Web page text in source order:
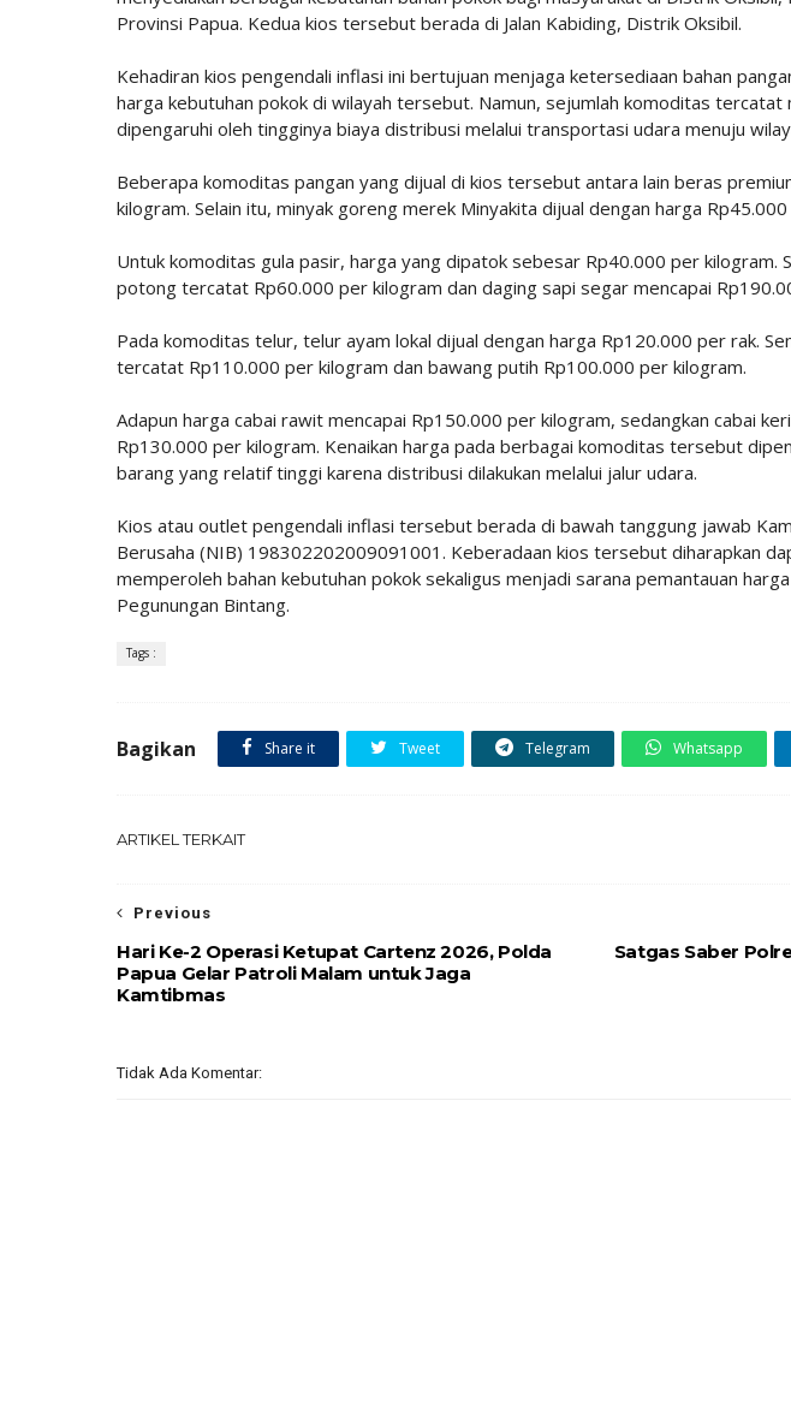
Provinsi Papua. Kedua kios tersebut berada di Jalan Kabiding, Distrik Oksibil.
Kehadiran kios pengendali inflasi ini bertujuan menjaga ketersediaan bahan
harga kebutuhan pokok di wilayah tersebut. Namun, sejumlah komoditas tercatat
dipengaruhi oleh tingginya biaya distribusi melalui transportasi udara menuju
Beberapa komoditas pangan yang dijual di kios tersebut antara lain beras
kilogram. Selain itu, minyak goreng merek Minyakita dijual dengan harga
Untuk komoditas gula pasir, harga yang dipatok sebesar Rp40.000 per kilogram.
potong tercatat Rp60.000 per kilogram dan daging sapi segar mencapai
Pada komoditas telur, telur ayam lokal dijual dengan harga Rp120.000 per rak.
tercatat Rp110.000 per kilogram dan bawang putih Rp100.000 per kilogram.
Adapun harga cabai rawit mencapai Rp150.000 per kilogram, sedangkan cabai
Rp130.000 per kilogram. Kenaikan harga pada berbagai komoditas tersebut
barang yang relatif tinggi karena distribusi dilakukan melalui jalur udara.
Kios atau outlet pengendali inflasi tersebut berada di bawah tanggung jawab
Berusaha (NIB) 198302202009091001. Keberadaan kios tersebut diharapkan
memperoleh bahan kebutuhan pokok sekaligus menjadi sarana pemantauan
Pegunungan Bintang.
Tags :
Bagikan Share it Tweet Telegram Whatsapp
ARTIKEL TERKAIT
Satgas Saber
Previous
Hari Ke-2 Operasi Ketupat Cartenz 2026, Polda
Papua Gelar Patroli Malam untuk Jaga
Kamtibmas
Tidak Ada Komentar: